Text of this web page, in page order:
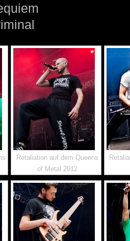
Retaliation auf dem Queens
of Metal 2012